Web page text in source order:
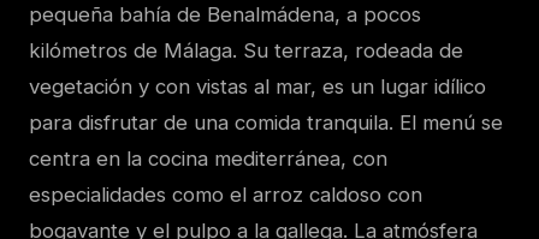
pequeña bahía de Benalmádena, a pocos
kilómetros de Málaga. Su terraza, rodeada de
vegetación y con vistas al mar, es un lugar idílico
para disfrutar de una comida tranquila. El menú se
centra en la cocina mediterránea, con
especialidades como el arroz caldoso con
bogavante y el pulpo a la gallega. La atmósfera